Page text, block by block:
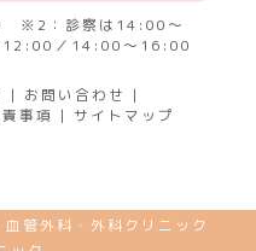
※2：診察は14:00～
／14:00～16:00
| お問い合わせ |
事項 | サイトマップ
管外科・外科クリニック